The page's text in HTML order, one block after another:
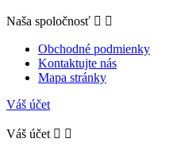
Naša spoločnosť  
Obchodné podmienky
Kontaktujte nás
Mapa stránky
Váš účet
Váš účet  